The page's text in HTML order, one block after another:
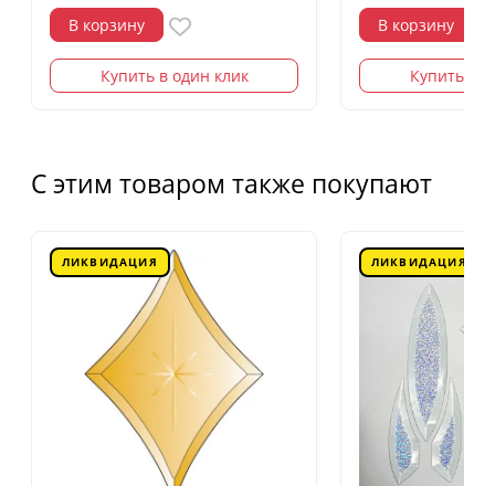
В корзину
Купить в один клик
В корзину
Купить в
С этим товаром также покупают
ЛИКВИДАЦИЯ ЛИКВИДАЦИЯ